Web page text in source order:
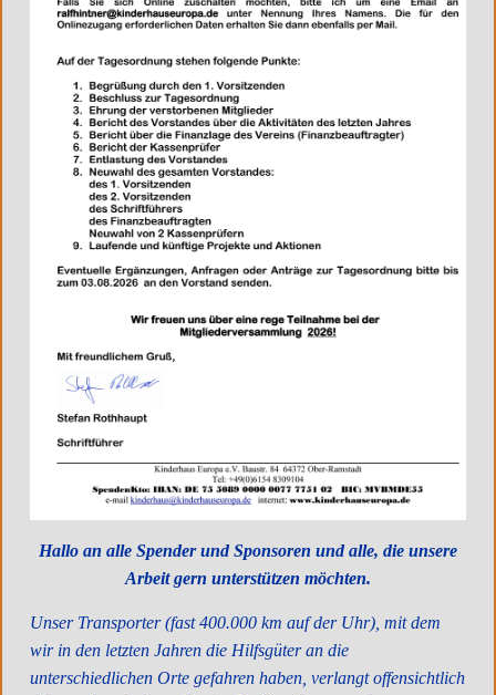
Hallo an alle Spender und Sponsoren und alle, die unsere
Arbeit gern unterstützen möchten.
Unser Transporter (fast 400.000 km auf der Uhr), mit dem
wir in den letzten Jahren die Hilfsgüter an die
unterschiedlichen Orte gefahren haben, verlangt offensichtlich